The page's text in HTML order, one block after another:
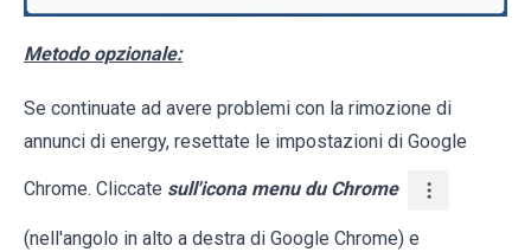
Metodo opzionale:
Se continuate ad avere problemi con la rimozione di
annunci di energy, resettate le impostazioni di Google
Chrome. Cliccate sull'icona menu du Chrome
(nell'angolo in alto a destra di Google Chrome) e